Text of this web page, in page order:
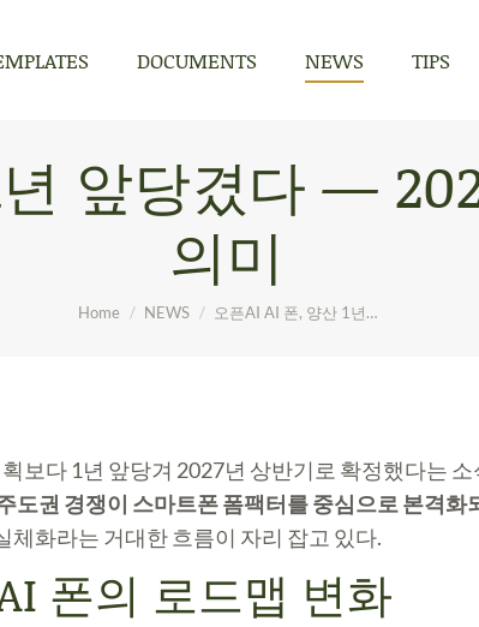
DOCUMENTS NEWS TIPS
앞당겼다 —
의미
You are here:
Home NEWS 오픈AI AI 폰, 양산 1년…
보다 1년 앞당겨 2027년 상반기로 확정했다는
도권 경쟁이 스마트폰 폼팩터를 중심으로 본격화
체화라는 거대한 흐름이 자리 잡고 있다.
폰의 로드맵 변화